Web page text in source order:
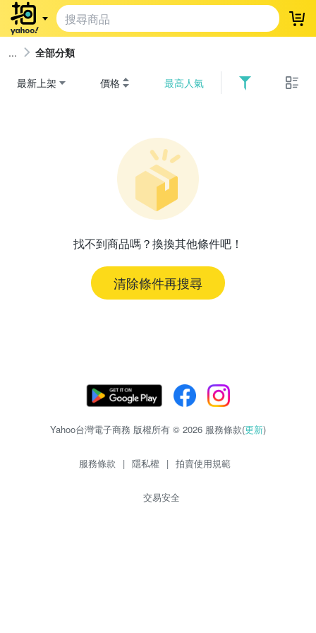
登
全部分類
最新上架 價格 最高人氣
找不到商品嗎？換換其他條件吧！
清除條件再搜尋
Yahoo台灣電子商務 版權所有 © 2026 服務條款(更新)
服務條款 | 隱私權 | 拍賣使用規範
交易安全